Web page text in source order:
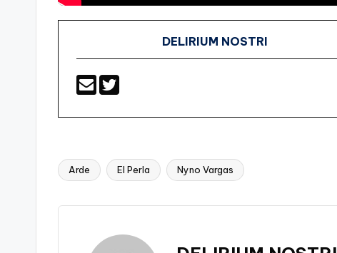
DELIRIUM NOSTRI
Etiquetas:
Arde El Perla Nyno Vargas